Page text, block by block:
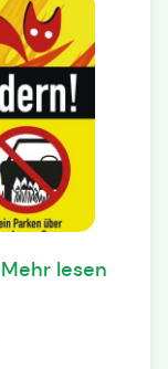
Mehr lesen